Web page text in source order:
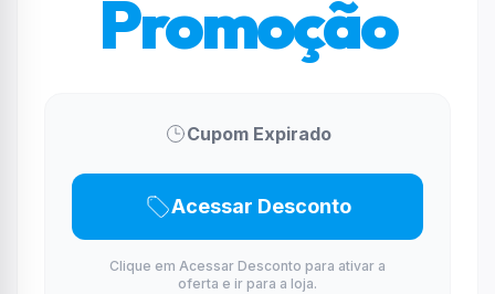
Promoção
Cupom Expirado
Acessar Desconto
Clique em Acessar Desconto para ativar a
oferta e ir para a loja.